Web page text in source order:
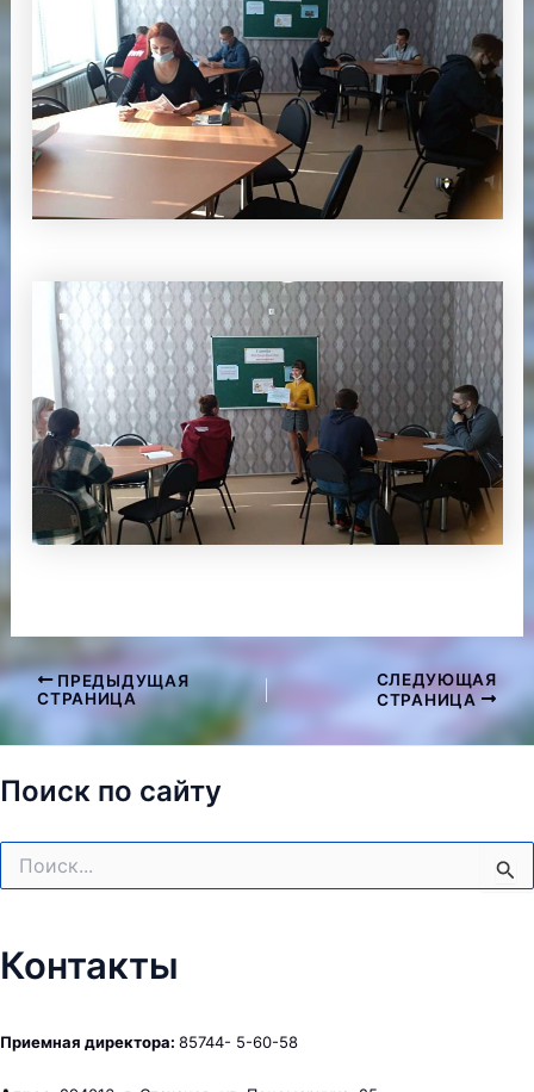
Навигация
по
записям
ПРЕДЫДУЩАЯ
СТРАНИЦА
СЛЕДУЮЩАЯ
СТРАНИЦА
Поиск по сайту
Контакты
Приемная директора: 85744- 5-60-58